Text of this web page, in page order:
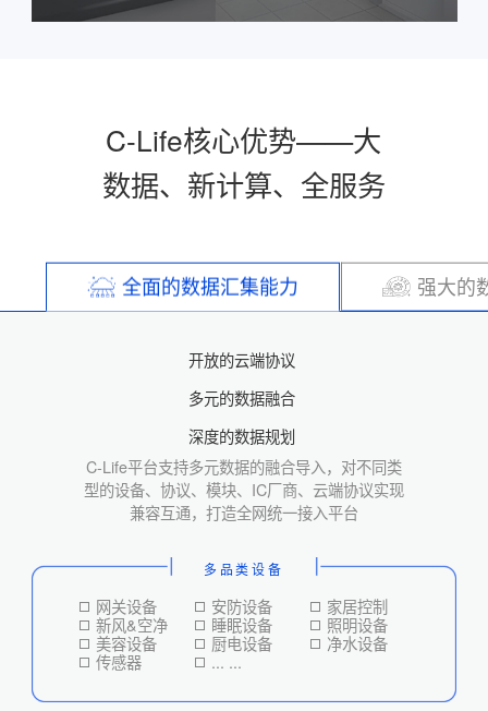
C-Life核心优势——大
数据、新计算、全服务
全面的数据汇集能力 强大的
开放的云端协议
多元的数据融合
深度的数据规划
C-Life平台支持多元数据的融合导入，对不同类
型的设备、协议、模块、IC厂商、云端协议实现
兼容互通，打造全网统一接入平台
多品类设备
网关设备 安防设备
家居控制
新风&空净
睡眠设备
照明设备
美容设备
厨电设备
净水设备
传感器
... ...